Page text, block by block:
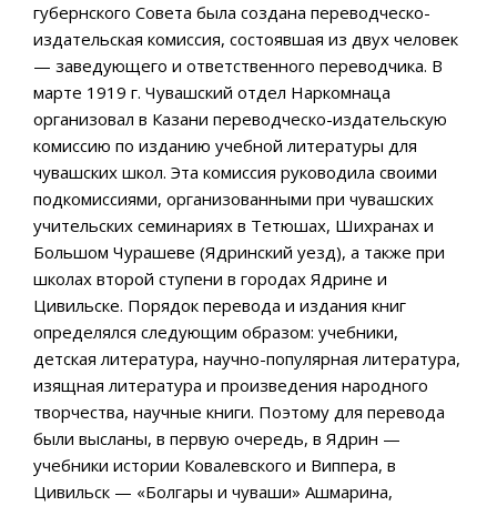
губернского Совета была создана переводческо-
издательская комиссия, состоявшая из двух человек
— заведующего и ответственного переводчика. В
марте 1919 г. Чувашский отдел Наркомнаца
организовал в Казани переводческо-издательскую
комиссию по изданию учебной литературы для
чувашских школ. Эта комиссия руководила своими
подкомиссиями, организованными при чувашских
учительских семинариях в Тетюшах, Шихранах и
Большом Чурашеве (Ядринский уезд), а также при
школах второй ступени в городах Ядрине и
Цивильске. Порядок перевода и издания книг
определялся следующим образом: учебники,
детская литература, научно-популярная литература,
изящная литература и произведения народного
творчества, научные книги. Поэтому для перевода
были высланы, в первую очередь, в Ядрин —
учебники истории Ковалевского и Виппера, в
Цивильск — «Болгары и чуваши» Ашмарина,